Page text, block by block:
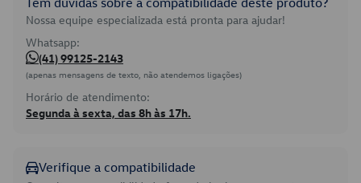
Nossa equipe especializada está pronta para ajudar!
Whatsapp:
(41) 99125-2143
(apenas mensagens de texto, não atendemos ligações)
Horário de atendimento:
Segunda à sexta, das 8h às 17h.
Verifique a compatibilidade